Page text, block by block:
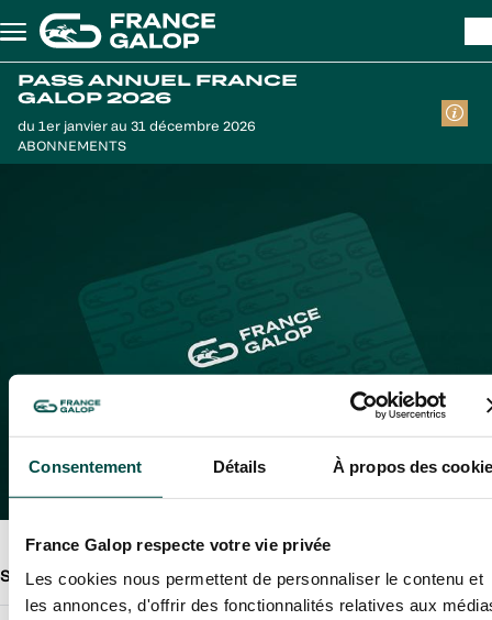
Consentement Détails À propos des
France Galop respecte votre vie privée
Les cookies nous permettent de personnaliser le contenu et
les annonces, d'offrir des fonctionnalités relatives aux
Aller au contenu principal
PASS ANNUEL FRANCE
GALOP 2026
du 1er janvier au 31 décembre 2026
ABONNEMENTS
Sélectionnez une quantité (10billets max.)